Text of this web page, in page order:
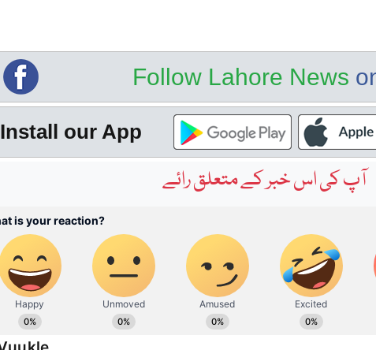
Follow Lahore News
Install our App
آپ کی اس خبر کے متعلق رائے